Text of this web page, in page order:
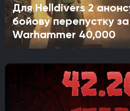
Для Helldivers 2
бойову перепустку
Warhammer 40,000